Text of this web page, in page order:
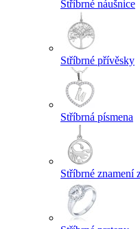
Stříbrné náušnice
Stříbrné přívěsky
Stříbrná písmena
Stříbrné znamení